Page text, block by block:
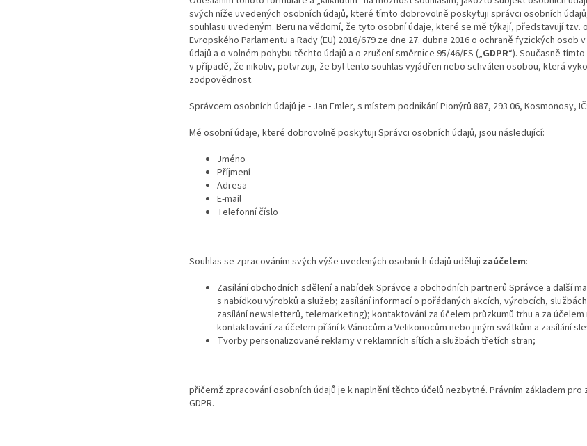
svých níže uvedených osobních údajů, které tímto dobrovolně poskytuji správci osobních
souhlasu uvedeným. Beru na vědomí, že tyto osobní údaje, které se mě týkají, představují tzv.
Evropského Parlamentu a Rady (EU) 2016/679 ze dne 27. dubna 2016 o ochraně fyzických
údajů a o volném pohybu těchto údajů a o zrušení směrnice 95/46/ES („GDPR“). Současně
v případě, že nikoliv, potvrzuji, že byl tento souhlas vyjádřen nebo schválen osobou, která
zodpovědnost.
Správcem osobních údajů je - Jan Emler, s místem podnikání Pionýrů 887, 293 06, Kosmonosy,
Mé osobní údaje, které dobrovolně poskytuji Správci osobních údajů, jsou následující:
Jméno
Příjmení
Adresa
E-mail
Telefonní číslo
Souhlas se zpracováním svých výše uvedených osobních údajů uděluji zaúčelem:
Zasílání obchodních sdělení a nabídek Správce a obchodních partnerů Správce a další
s nabídkou výrobků a služeb; zasílání informací o pořádaných akcích, výrobcích,
zasílání newsletterů, telemarketing); kontaktování za účelem průzkumů trhu a za
kontaktování za účelem přání k Vánocům a Velikonocům nebo jiným svátkům a zasílání
Tvorby personalizované reklamy v reklamních sítích a službách třetích stran;
přičemž zpracování osobních údajů je k naplnění těchto účelů nezbytné. Právním základem pro
GDPR.